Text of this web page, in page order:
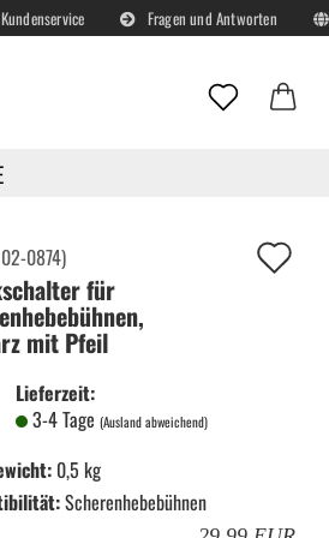
Kundenservice Fragen und Antworten
Passwort vergessen?
02-0874)
für
mit Pfeil
Lieferzeit:
3-4 Tage (Ausland abweichend)
0,5 kg
Scherenhebebühnen